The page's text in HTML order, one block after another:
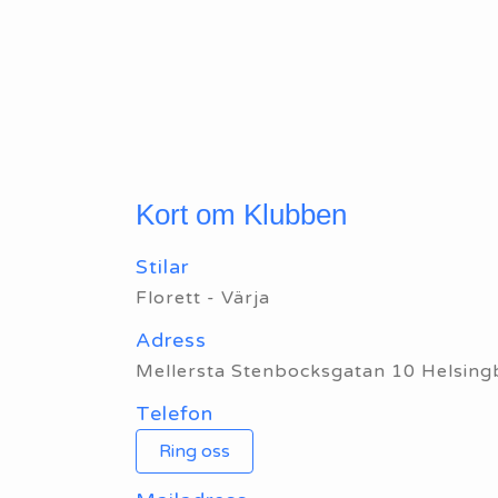
Kort om Klubben
Stilar
Florett - Värja
Adress
Mellersta Stenbocksgatan 10
Telefon
Ring oss